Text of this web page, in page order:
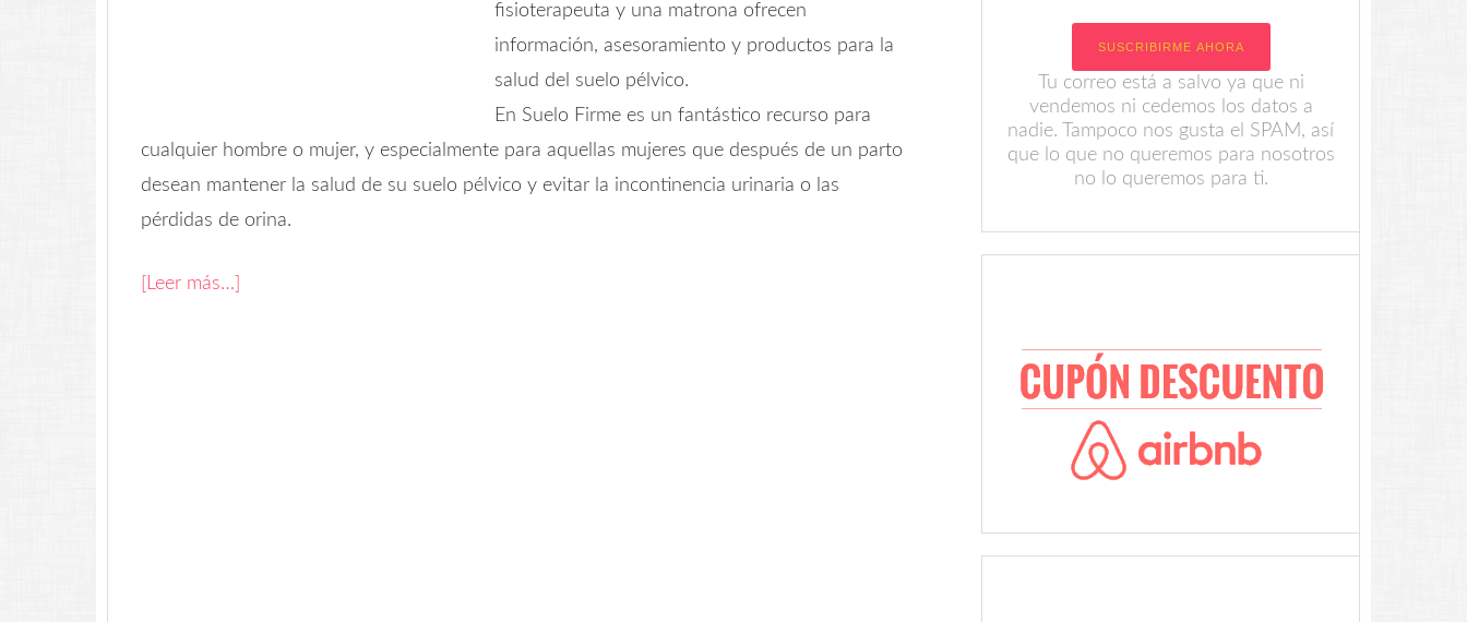
fisioterapeuta y una matrona ofrecen
información, asesoramiento y productos para la
salud del suelo pélvico.
En Suelo Firme es un fantástico recurso para
cualquier hombre o mujer, y especialmente para aquellas mujeres que después de un parto
desean mantener la salud de su suelo pélvico y evitar la incontinencia urinaria o las
pérdidas de orina.
[Leer más…]
Tu correo está a salvo ya que ni
vendemos ni cedemos los datos a
nadie. Tampoco nos gusta el SPAM, así
que lo que no queremos para nosotros
no lo queremos para ti.